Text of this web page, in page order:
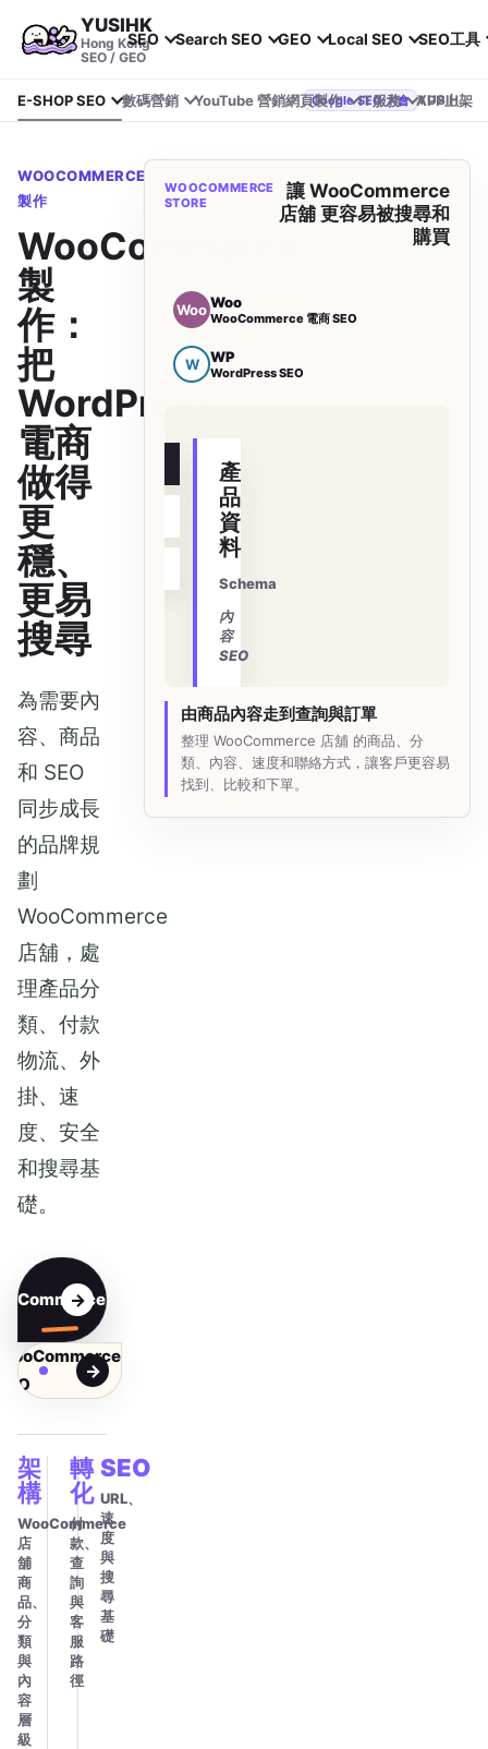
YUSIHK
Hong Kong
SEO / GEO
SEO Search SEO GEO Local SEO SEO工具
E-SHOP SEO 數碼營銷 YouTube 營銷網頁製作 IT服務 APP上架
Google SEO 大會 YUSIHK 近期參加 Google Search Central Live
WOOCOMMERCE
製作
WooCommerce
製
作：
把
WordPress
電商
做得
更
穩、
更易
搜尋
為需要內
容、商品
和 SEO
同步成長
的品牌規
劃
WooCommerce
店舖，處
理產品分
類、付款
物流、外
掛、速
度、安全
和搜尋基
礎。
架
構
WooCommerce
店
舖
商
品、
分
類
與
內
容
層
級
轉
化
付
款、
查
詢
與
客
服
路
徑
SEO
URL、
速
度
與
搜
尋
基
礎
WOOCOMMERCE
STORE
讓 WooCommerce
店舖 更容易被搜尋和
購買
WooWoo
WooCommerce 電商 SEO
W WP
WordPress SEO
產
品
資
料
Schema
內
容
SEO
由商品內容走到查詢與訂單
整理 WooCommerce 店舖 的商品、分
類、內容、速度和聯絡方式，讓客戶更容易
找到、比較和下單。